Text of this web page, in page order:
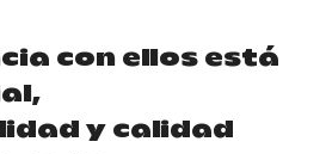
con ellos está
y calidad